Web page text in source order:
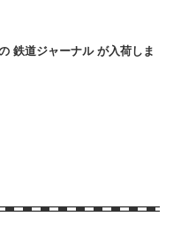
鉄道ジャーナル が入荷しま